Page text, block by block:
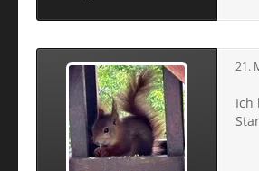
21.
Ich